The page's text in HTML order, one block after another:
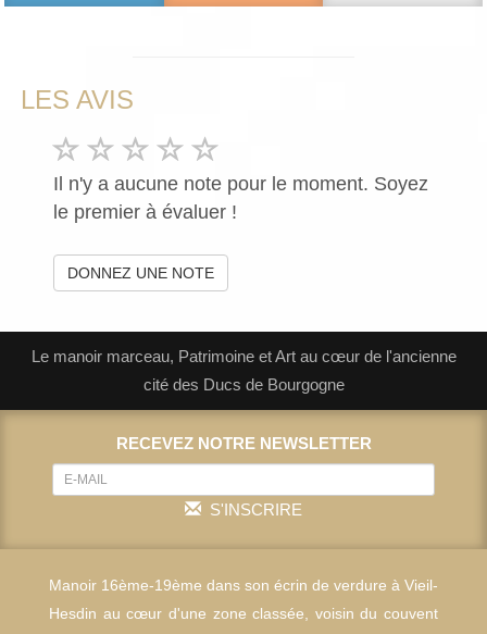
LES AVIS
Il n'y a aucune note pour le moment. Soyez
le premier à évaluer !
DONNEZ UNE NOTE
Le manoir marceau, Patrimoine et Art au cœur de l'ancienne
cité des Ducs de Bourgogne
RECEVEZ NOTRE NEWSLETTER
S'INSCRIRE
Manoir 16ème-19ème dans son écrin de verdure à Vieil-
Hesdin au cœur d'une zone classée, voisin du couvent